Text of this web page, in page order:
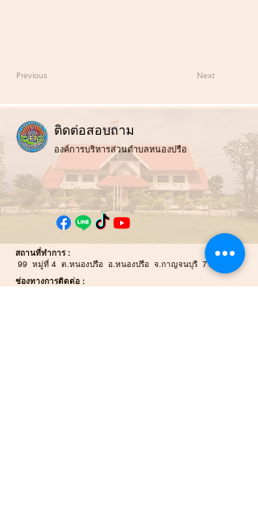
Previous Next
ติดต่อสอบถาม
องค์การบริหารส่วนตำบลหนองปรือ
สถานที่ทำการ :
99 หมู่ที่ 4 ต.หนองปรือ อ.หนองปรือ จ.กาญจนบุรี 71220
ช่องทางการติดต่อ :